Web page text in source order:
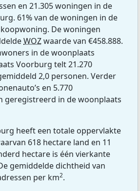
en 21.305 woningen in de
61% van de woningen in de
De woningen
WOZwaarde van €458.888.
in de woonplaats
Voorburg telt 21.270
2,0 personen. Verder
en 5.770
geregistreerd in de woonplaats
heeft een totale oppervlakte
618 hectare land en 11
hectare is één vierkante
gemiddelde dichtheid van
per km2.